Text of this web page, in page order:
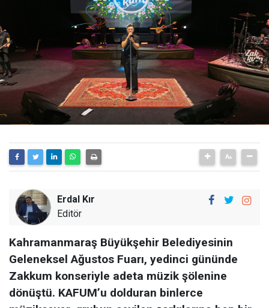
Erdal Kır
Editör
Kahramanmaraş Büyükşehir Belediyesinin
Geleneksel Ağustos Fuarı, yedinci gününde
Zakkum konseriyle adeta müzik şölenine
dönüştü. KAFUM’u dolduran binlerce